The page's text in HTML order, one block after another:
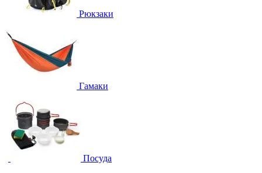
Рюкзаки
Гамаки
Посуда